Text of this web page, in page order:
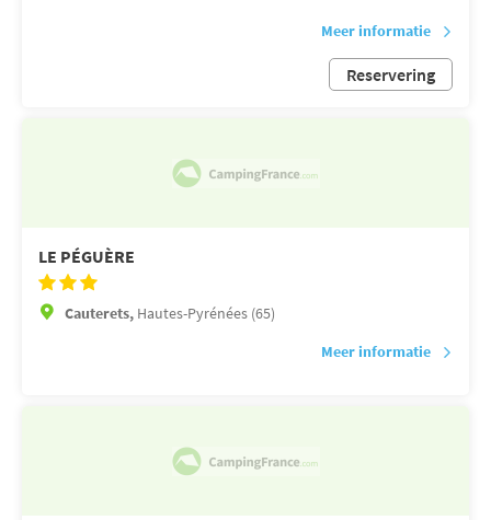
Meer informatie
Reservering
LE PÉGUÈRE
Cauterets, Hautes-Pyrénées (65)
Meer informatie